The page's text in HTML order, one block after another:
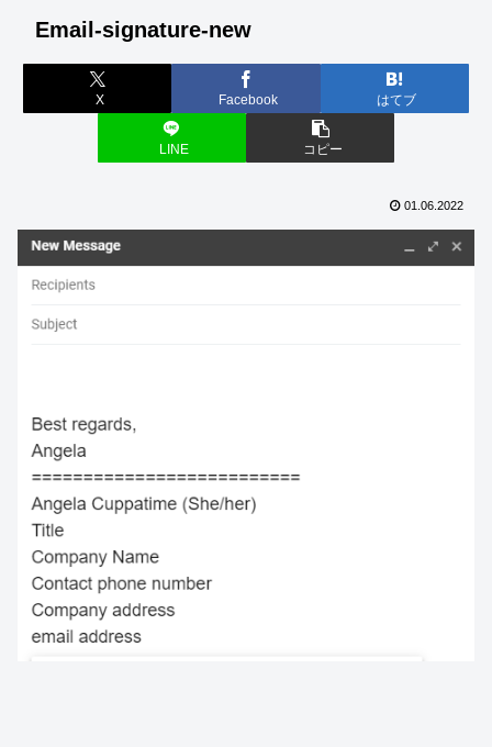
Email-signature-new
X Facebook はてブ
LINE コピー
01.06.2022